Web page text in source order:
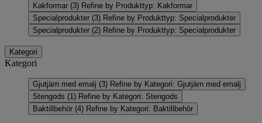
Kakformar (3) Refine by Produkttyp: Kakformar
Specialprodukter (3) Refine by Produkttyp: Specialprodukter
Specialprodukter (2) Refine by Produkttyp: Specialprodukter
Kategori
Kategori
Gjutjärn med emalj (3) Refine by Kategori: Gjutjärn med emalj
Stengods (1) Refine by Kategori: Stengods
Baktillbehör (4) Refine by Kategori: Baktillbehör